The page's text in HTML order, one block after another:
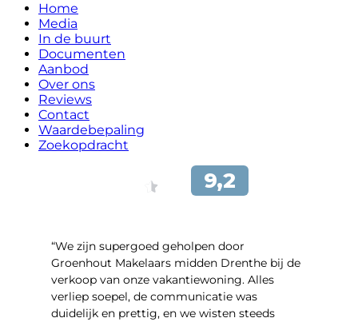
Home
Media
In de buurt
Documenten
Aanbod
Over ons
Reviews
Contact
Waardebepaling
Zoekopdracht
“We zijn supergoed geholpen door
Groenhout Makelaars midden Drenthe bij de
verkoop van onze vakantiewoning. Alles
verliep soepel, de communicatie was
duidelijk en prettig, en we wisten steeds